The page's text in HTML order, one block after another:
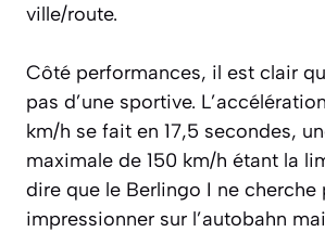
ville/route.
Côté performances, il est clair
pas d’une sportive.
km/h se fait en 17,5 secondes,
maximale de 150 km/h étant la
dire que le Berlingo I ne cherche
impressionner sur l’autobahn